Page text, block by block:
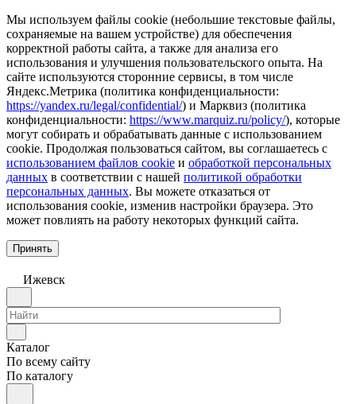
Мы используем файлы cookie (небольшие текстовые файлы,
сохраняемые на вашем устройстве) для обеспечения
корректной работы сайта, а также для анализа его
использования и улучшения пользовательского опыта. На
сайте используются сторонние сервисы, в том числе
Яндекс.Метрика (политика конфиденциальности:
https://yandex.ru/legal/confidential/) и Марквиз (политика
конфиденциальности: https://www.marquiz.ru/policy/), которые
могут собирать и обрабатывать данные с использованием
cookie. Продолжая пользоваться сайтом, вы соглашаетесь с
использованием файлов cookie и обработкой персональных
данных в соответствии с нашей политикой обработки
персональных данных. Вы можете отказаться от
использования cookie, изменив настройки браузера. Это
может повлиять на работу некоторых функций сайта.
Принять
Ижевск
Каталог
По всему сайту
По каталогу